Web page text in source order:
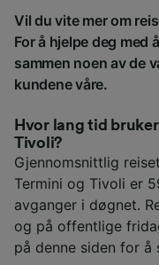
Vil du vite mer om
For å hjelpe deg med
sammen noen av de
kundene våre.
Hvor lang tid
Tivoli?
Gjennomsnittlig
Termini og Tivoli er
avganger i døgnet.
og på offentlige
på denne siden for